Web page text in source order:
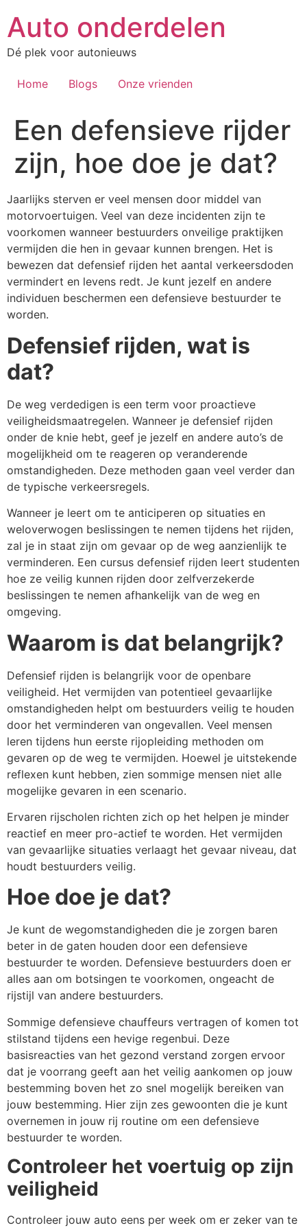
Auto onderdelen
Dé plek voor autonieuws
Home Blogs Onze vrienden
Een defensieve rijder
zijn, hoe doe je dat?
Jaarlijks sterven er veel mensen door middel van
motorvoertuigen. Veel van deze incidenten zijn te
voorkomen wanneer bestuurders onveilige praktijken
vermijden die hen in gevaar kunnen brengen. Het is
bewezen dat defensief rijden het aantal verkeersdoden
vermindert en levens redt. Je kunt jezelf en andere
individuen beschermen een defensieve bestuurder te
worden.
Defensief rijden, wat is
dat?
De weg verdedigen is een term voor proactieve
veiligheidsmaatregelen. Wanneer je defensief rijden
onder de knie hebt, geef je jezelf en andere auto’s de
mogelijkheid om te reageren op veranderende
omstandigheden. Deze methoden gaan veel verder dan
de typische verkeersregels.
Wanneer je leert om te anticiperen op situaties en
weloverwogen beslissingen te nemen tijdens het rijden,
zal je in staat zijn om gevaar op de weg aanzienlijk te
verminderen. Een cursus defensief rijden leert studenten
hoe ze veilig kunnen rijden door zelfverzekerde
beslissingen te nemen afhankelijk van de weg en
omgeving.
Waarom is dat belangrijk?
Defensief rijden is belangrijk voor de openbare
veiligheid. Het vermijden van potentieel gevaarlijke
omstandigheden helpt om bestuurders veilig te houden
door het verminderen van ongevallen. Veel mensen
leren tijdens hun eerste rijopleiding methoden om
gevaren op de weg te vermijden. Hoewel je uitstekende
reflexen kunt hebben, zien sommige mensen niet alle
mogelijke gevaren in een scenario.
Ervaren rijscholen richten zich op het helpen je minder
reactief en meer pro-actief te worden. Het vermijden
van gevaarlijke situaties verlaagt het gevaar niveau, dat
houdt bestuurders veilig.
Hoe doe je dat?
Je kunt de wegomstandigheden die je zorgen baren
beter in de gaten houden door een defensieve
bestuurder te worden. Defensieve bestuurders doen er
alles aan om botsingen te voorkomen, ongeacht de
rijstijl van andere bestuurders.
Sommige defensieve chauffeurs vertragen of komen tot
stilstand tijdens een hevige regenbui. Deze
basisreacties van het gezond verstand zorgen ervoor
dat je voorrang geeft aan het veilig aankomen op jouw
bestemming boven het zo snel mogelijk bereiken van
jouw bestemming. Hier zijn zes gewoonten die je kunt
overnemen in jouw rij routine om een defensieve
bestuurder te worden.
Controleer het voertuig op zijn
veiligheid
Controleer jouw auto eens per week om er zeker van te